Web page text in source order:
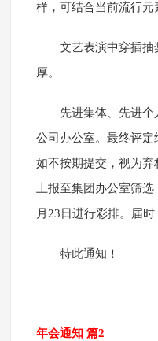
样，可结合当前流行元
文艺表演中穿插
厚。
先进集体、先进个
公司办公室。最终评定
如不按期提交，视为
上报至集团办公室筛
月23日进行彩排。届
特此通知！
年会通知 篇2